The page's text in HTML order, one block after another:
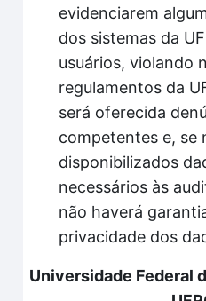
evidenciarem
dos sistemas da
usuários, violando
regulamentos da
será oferecida
competentes e, se
disponibilizados
necessários às
não haverá
privacidade dos
Universidade Federal